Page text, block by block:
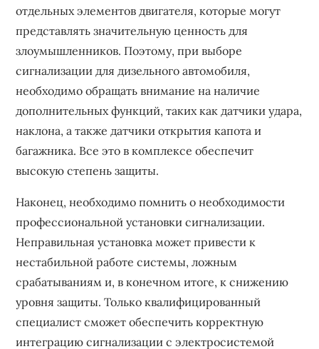
отдельных элементов двигателя, которые могут
представлять значительную ценность для
злоумышленников. Поэтому, при выборе
сигнализации для дизельного автомобиля,
необходимо обращать внимание на наличие
дополнительных функций, таких как датчики удара,
наклона, а также датчики открытия капота и
багажника. Все это в комплексе обеспечит
высокую степень защиты.
Наконец, необходимо помнить о необходимости
профессиональной установки сигнализации.
Неправильная установка может привести к
нестабильной работе системы, ложным
срабатываниям и, в конечном итоге, к снижению
уровня защиты. Только квалифицированный
специалист сможет обеспечить корректную
интеграцию сигнализации с электросистемой